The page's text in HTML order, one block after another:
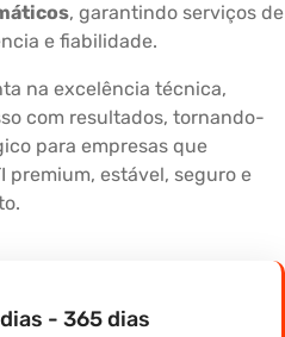
, garantindo serviços de
e fiabilidade.
na excelência técnica,
com resultados, tornando-
para empresas que
premium, estável, seguro e
- 365 dias